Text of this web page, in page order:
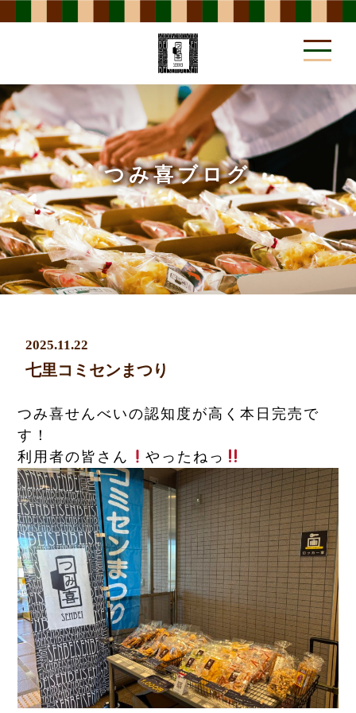
事業所方針
POLICY
作業内容
WORK MENU
よくある質問
お問い合わせ
CONTACT
つみ喜ブログ
2025.11.22
七里コミセンまつり
つみ喜せんべいの認知度が高く本日完売で
す！
利用者の皆さん
やったねっ